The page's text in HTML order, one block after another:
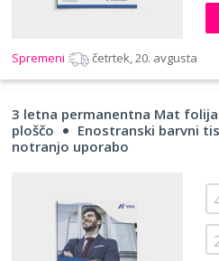
Spremeni četrtek, 20. avgusta
3 letna permanentna Mat folija
ploščo
Enostranski barvni
notranjo uporabo